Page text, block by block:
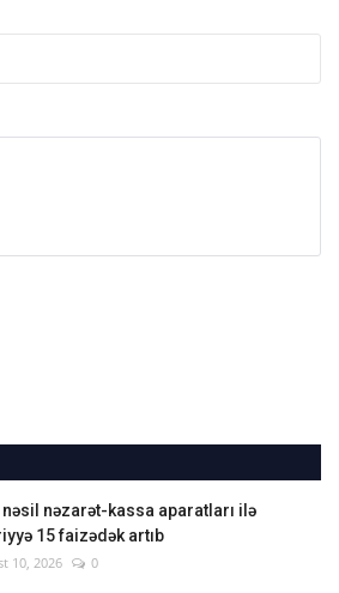
nəsil nəzarət-kassa aparatları ilə
15 faizədək artıb
10, 2026 0